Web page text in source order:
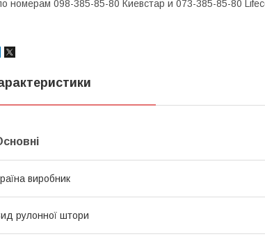
номерам 098-385-85-80 Киевстар и 073-385-85-80
виробник
рулонної штори